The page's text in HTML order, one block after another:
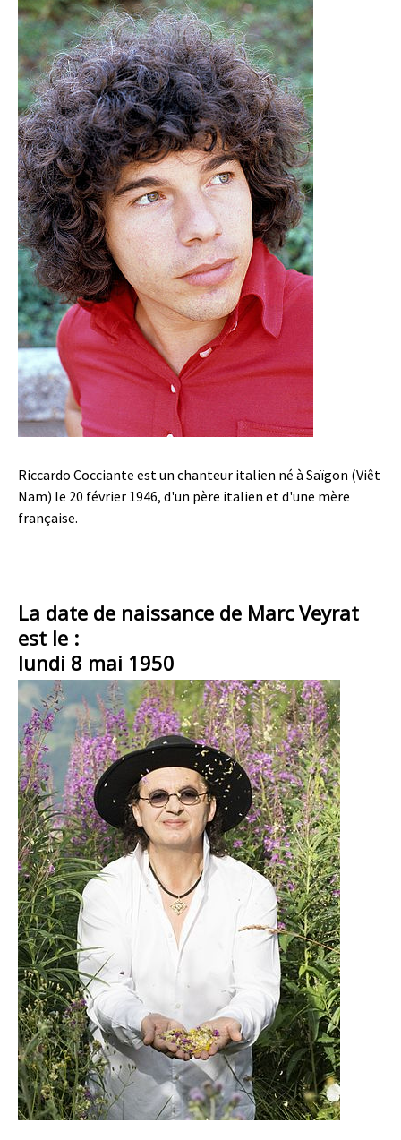
Riccardo Cocciante est un chanteur italien né à Saïgon (Viêt
Nam) le 20 février 1946, d'un père italien et d'une mère
française.
La date de naissance de Marc Veyrat
est le :
lundi 8 mai 1950